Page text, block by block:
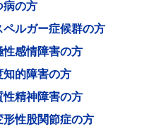
の方
ルガー症候群の方
感情障害の方
的障害の方
精神障害の方
性股関節症の方